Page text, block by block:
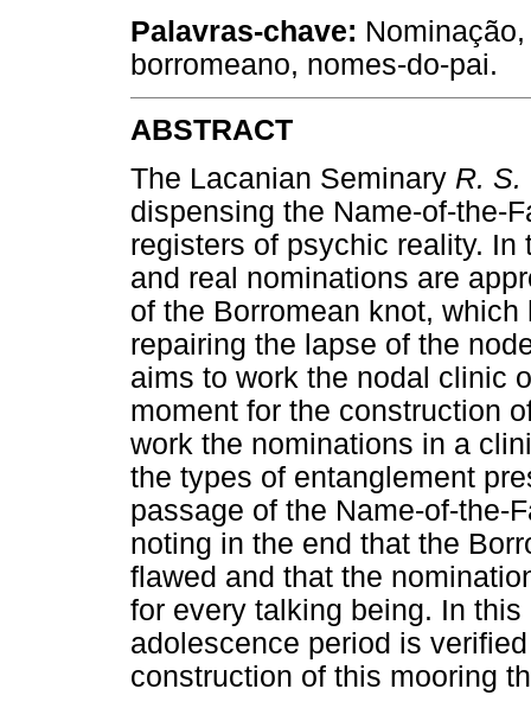
Palavras-chave:
borromeano, nomes-do-pai.
ABSTRACT
The Lacanian Seminary R. S.
dispensing the Name-of-the-
registers of psychic reality.
and real nominations are
of the Borromean knot,
repairing the lapse of the
aims to work the nodal clinic
moment for the construction
work the nominations in a
the types of entanglement
passage of the Name-of-the-
noting in the end that the
flawed and that the
for every talking being. In
adolescence period is
construction of this mooring